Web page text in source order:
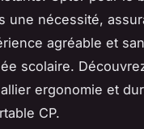
une nécessité,
agréable et
scolaire.
ergonomie et
CP.